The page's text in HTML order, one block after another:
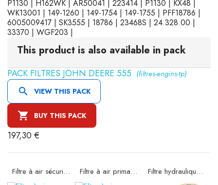
P1130 | H162WK | AR50041 | 223414 | P1130 | KX48 |
WK13001 | 149-1260 | 149-1754 | 149-1755 | PFF18786 |
6005009417 | SK3555 | 18786 | 23468S | 24.328.00 |
33370 | WGF203 |
This product is also available in pack
PACK FILTRES JOHN DEERE 555 (filtres-engins-tp)
 VIEW THIS PACK
 BUY THIS PACK
197,30 €
Filtre à air sécurité SA10437 Filtre à air primaire SA10882 Filtre hydraulique SH56065